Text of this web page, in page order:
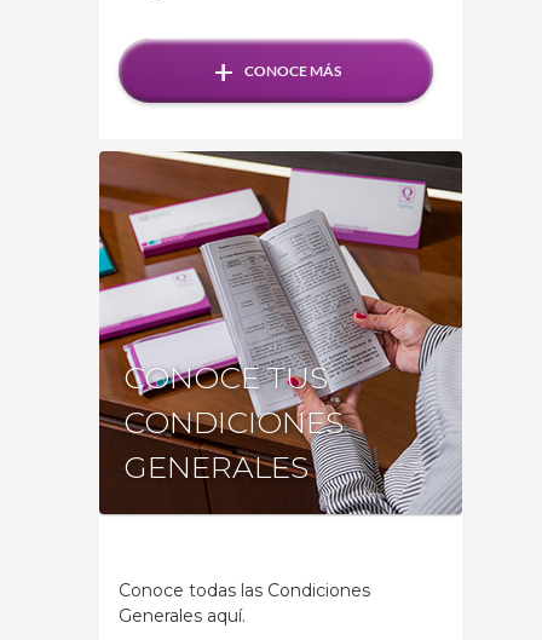
+ CONOCE MÁS
CONOCE TUS
CONDICIONES
GENERALES
Conoce todas las Condiciones
Generales aquí.